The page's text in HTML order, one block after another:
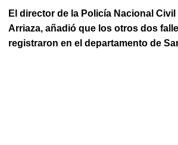
El director de la Policía Nacional Civil
Arriaza, añadió que los otros dos
registraron en el departamento de